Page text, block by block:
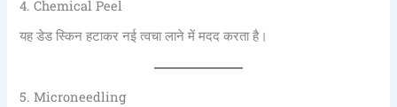
4. Chemical Peel
यह डेड स्किन हटाकर नई त्वचा लाने में मदद करता है।
5. Microneedling